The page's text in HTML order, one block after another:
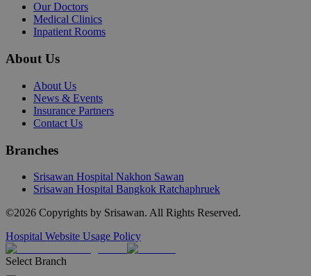
Our Doctors
Medical Clinics
Inpatient Rooms
About Us
About Us
News & Events
Insurance Partners
Contact Us
Branches
Srisawan Hospital Nakhon Sawan
Srisawan Hospital Bangkok Ratchaphruek
©2026 Copyrights by Srisawan. All Rights Reserved.
Hospital Website Usage Policy
Select Branch